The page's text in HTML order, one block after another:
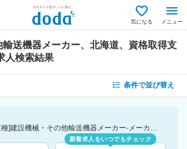
気になる メニュー
送機器メーカー、北海道、資格取得支
人検索結果
条件で並び替え
[勤務地]北海道 [業種]建設機械・その他輸送機器メーカー-メーカー（機械・電気）業界 [詳細条件](待遇・福利厚生)資格取得支援制度
新着求人をいつでもチェック